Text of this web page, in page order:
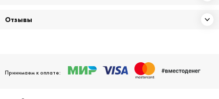
Отзывы
Принимаем к оплате: